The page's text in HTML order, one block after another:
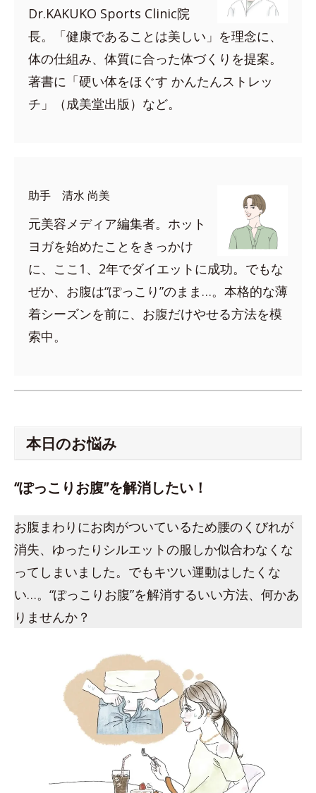
Dr.KAKUKO Sports Clinic院
長。「健康であることは美しい」を理念に、
体の仕組み、体質に合った体づくりを提案。
著書に「硬い体をほぐす かんたんストレッ
チ」（成美堂出版）など。
助手 清水 尚美
元美容メディア編集者。ホット
ヨガを始めたことをきっかけ
に、ここ1、2年でダイエットに成功。でもな
ぜか、お腹は“ぽっこり”のまま…。本格的な薄
着シーズンを前に、お腹だけやせる方法を模
索中。
本日のお悩み
“ぽっこりお腹”を解消したい！
お腹まわりにお肉がついているため腰のくびれが
消失、ゆったりシルエットの服しか似合わなくな
ってしまいました。でもキツい運動はしたくな
い…。“ぽっこりお腹”を解消するいい方法、何かあ
りませんか？